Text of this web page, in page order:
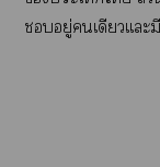
อยู่เดียวเเ